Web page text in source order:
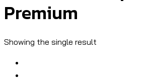
Premium
Showing the single result